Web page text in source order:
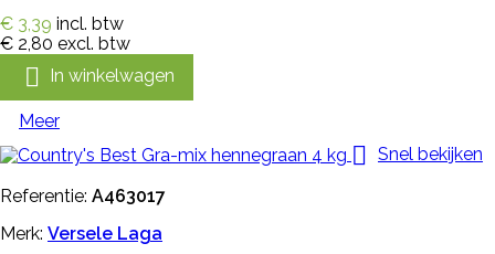
€ 3,39 incl. btw
€ 2,80 excl. btw
 In winkelwagen
Meer
 Snel bekijken
Referentie: A463017
Merk: Versele Laga